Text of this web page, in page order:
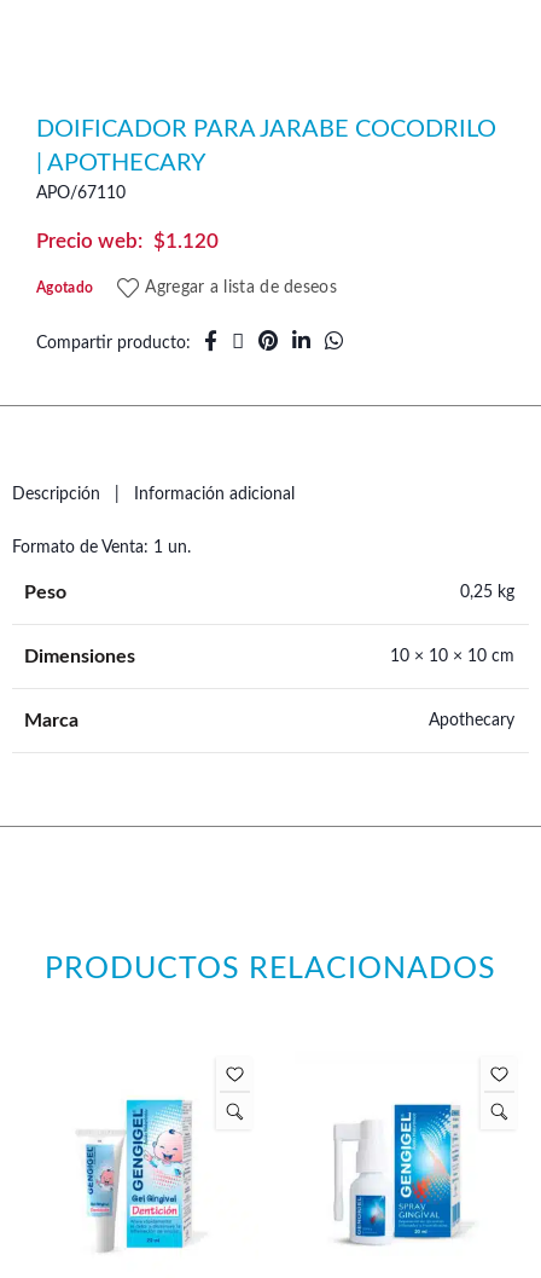
DOIFICADOR PARA JARABE COCODRILO
| APOTHECARY
APO/67110
$1.120
Agotado Agregar a lista de deseos
Compartir producto
Descripción Información adicional
Formato de Venta: 1 un.
Peso 0,25 kg
Dimensiones 10 × 10 × 10 cm
Marca Apothecary
PRODUCTOS RELACIONADOS